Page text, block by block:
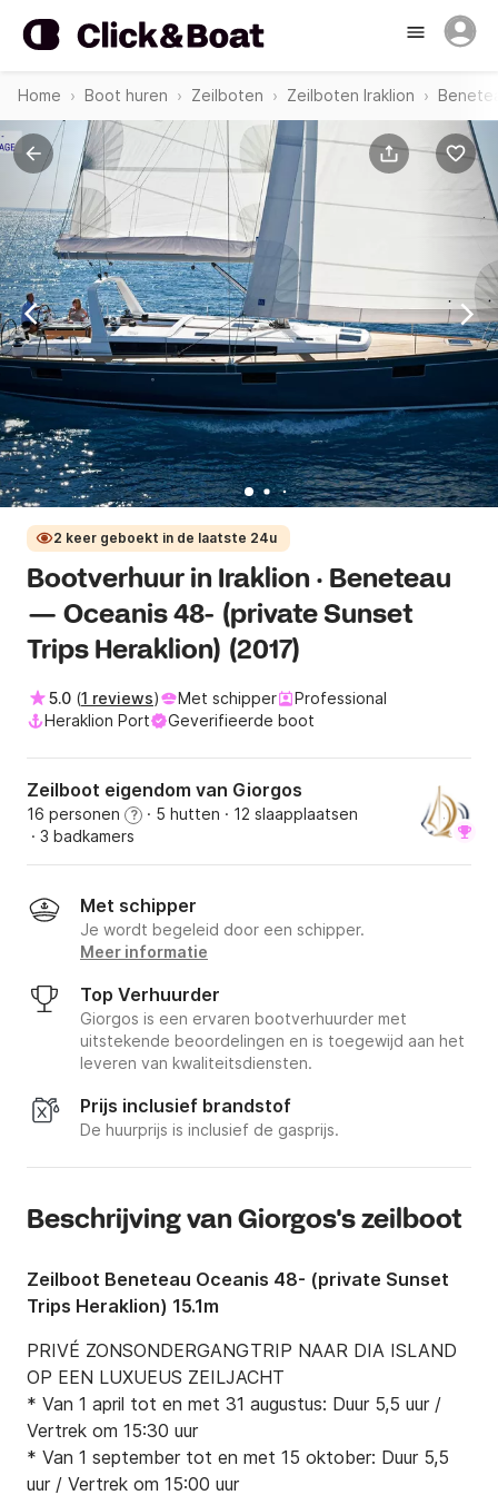
Home Boot huren Zeilboten Zeilboten Iraklion
2 keer geboekt in de laatste 24u
Bootverhuur in Iraklion · Beneteau
— Oceanis 48- (private Sunset
Trips Heraklion) (2017)
5.0 (1 reviews) Met schipper
Professional
Heraklion Port
Geverifieerde boot
Zeilboot eigendom van Giorgos
16 personen ? · 5 hutten · 12 slaapplaatsen
· 3 badkamers
Met schipper
Je wordt begeleid door een schipper.
Meer informatie
Top Verhuurder
Giorgos is een ervaren bootverhuurder met
uitstekende beoordelingen en is toegewijd aan het
leveren van kwaliteitsdiensten.
Prijs inclusief brandstof
De huurprijs is inclusief de gasprijs.
Beschrijving van Giorgos's zeilboot
Zeilboot Beneteau Oceanis 48- (private Sunset
Trips Heraklion) 15.1m
PRIVÉ ZONSONDERGANGTRIP NAAR DIA ISLAND
OP EEN LUXUEUS ZEILJACHT
* Van 1 april tot en met 31 augustus: Duur 5,5 uur /
Vertrek om 15:30 uur
* Van 1 september tot en met 15 oktober: Duur 5,5
uur / Vertrek om 15:00 uur